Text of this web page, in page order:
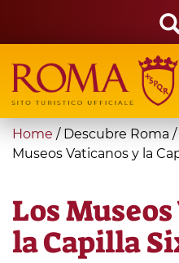
main
content
Search
form
Búsqueda
You
are
Home / Descubre Roma /
Museos Vaticanos y la
Los
la Capilla